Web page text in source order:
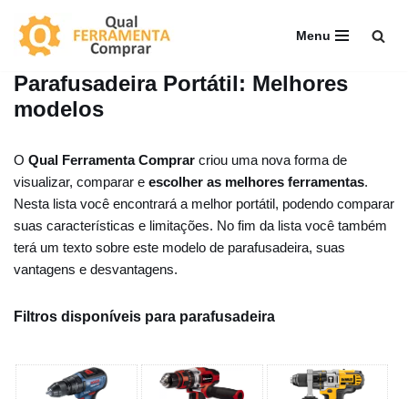
Pular
o
conteúdo
Menu
Parafusadeira Portátil: Melhores
modelos
O Qual Ferramenta Comprar criou uma nova forma de
visualizar, comparar e escolher as melhores ferramentas.
Nesta lista você encontrará a melhor portátil, podendo comparar
suas características e limitações. No fim da lista você também
terá um texto sobre este modelo de parafusadeira, suas
vantagens e desvantagens.
Filtros disponíveis para parafusadeira